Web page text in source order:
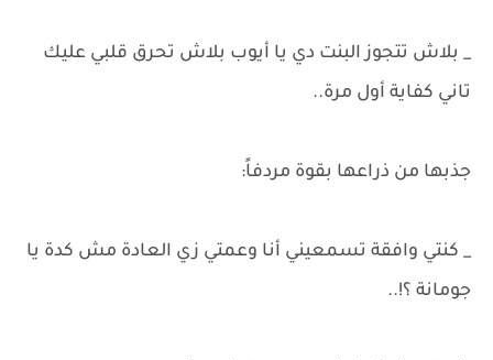
_ بلاش تتجوز البنت دي يا أيوب بلاش تحرق قلبي عليك
تاني كفاية أول مرة..
جذبها من ذراعها بقوة مردفاً:
_ كنتي وافقة تسمعيني أنا وعمتي زي العادة مش كدة يا
جومانة ؟!..